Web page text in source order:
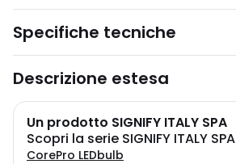
Specifiche tecniche
Descrizione estesa
Un prodotto SIGNIFY ITALY SPA
Scopri la serie SIGNIFY ITALY SPA
CorePro LEDbulb